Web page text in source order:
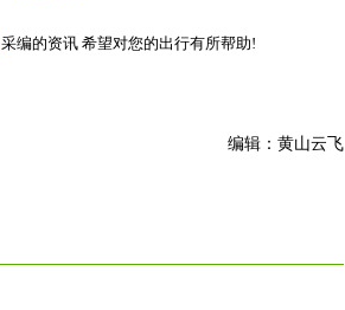
采编的资讯 希望对您的出行有所帮助!
编辑：黄山云飞